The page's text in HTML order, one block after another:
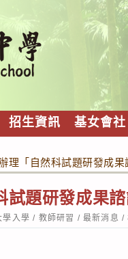
招生資訊 基女會社
理「自然科試題研發成
試題研發成果
學入學 / 教師研習 / 最新消息 /